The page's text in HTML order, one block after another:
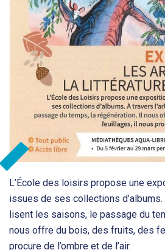
L’École des loisirs propose une
issues de ses collections d’albums.
lisent les saisons, le passage du
nous offre du bois, des fruits, des
procure de l’ombre et de l’air.